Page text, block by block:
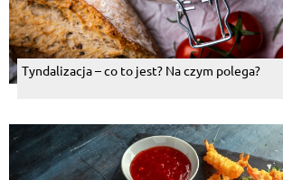
Tyndalizacja – co to jest? Na czym polega?